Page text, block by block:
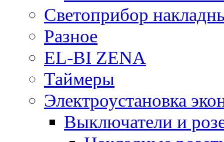
Светоприбор
Разное
EL-BI ZENA
Таймеры
Электроустановка
Выключатели и